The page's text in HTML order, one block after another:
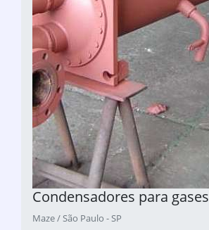
Condensadores para gases
Maze / São Paulo - SP